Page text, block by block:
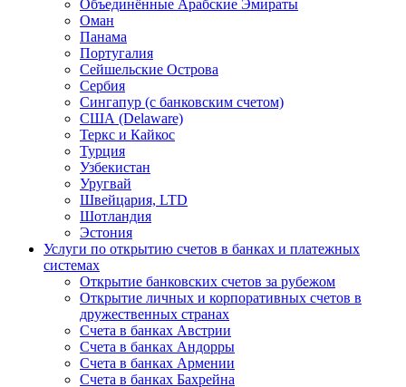
Объединённые Арабские Эмираты
Оман
Панама
Португалия
Сейшельские Острова
Сербия
Сингапур (c банковским счетом)
США (Delaware)
Теркс и Кайкос
Турция
Узбекистан
Уругвай
Швейцария, LTD
Шотландия
Эстония
Услуги по открытию счетов в банках и платежных
системах
Открытие банковских счетов за рубежом
Открытие личных и корпоративных счетов в
дружественных странах
Счета в банках Австрии
Счета в банках Андорры
Счета в банках Армении
Счета в банках Бахрейна